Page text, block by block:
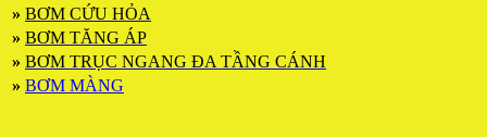
» BƠM CỨU HỎA
» BƠM TĂNG ÁP
» BƠM TRỤC NGANG ĐA TẦNG CÁNH
» BƠM MÀNG